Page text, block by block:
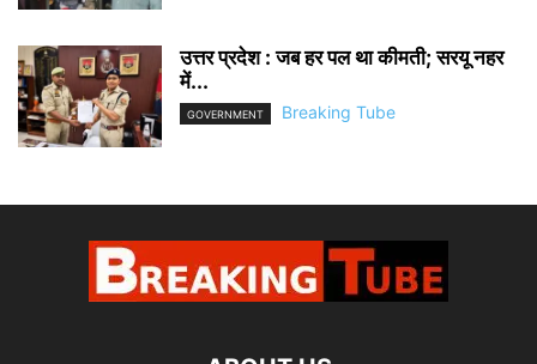
उत्तर प्रदेश : जब हर पल था कीमती; सरयू नहर
में...
GOVERNMENT Breaking Tube